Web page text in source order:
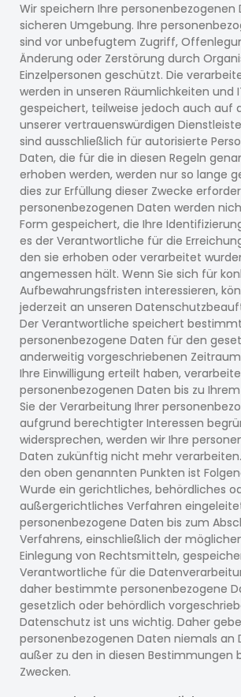
Wir speichern Ihre personenbezogenen
sicheren Umgebung. Ihre
sind vor unbefugtem Zugriff,
Änderung oder Zerstörung durch
Einzelpersonen geschützt. Die
werden in unseren Räumlichkeiten und
gespeichert, teilweise jedoch auch auf
unserer vertrauenswürdigen
sind ausschließlich für autorisierte
Daten, die für die in diesen Regeln
erhoben werden, werden nur so lange
dies zur Erfüllung dieser Zwecke
personenbezogenen Daten werden
Form gespeichert, die Ihre
es der Verantwortliche für die
den sie erhoben oder verarbeitet
angemessen hält. Wenn Sie sich für
Aufbewahrungsfristen interessieren,
jederzeit an unseren
Der Verantwortliche speichert
personenbezogene Daten für den
anderweitig vorgeschriebenen
Ihre Einwilligung erteilt haben,
personenbezogenen Daten bis zu
Sie der Verarbeitung Ihrer
aufgrund berechtigter Interessen
widersprechen, werden wir Ihre
Daten zukünftig nicht mehr
den oben genannten Punkten ist
Wurde ein gerichtliches, behördliches
außergerichtliches Verfahren
personenbezogene Daten bis zum
Verfahrens, einschließlich der
Einlegung von Rechtsmitteln,
Verantwortliche für die
daher bestimmte personenbezogene
gesetzlich oder behördlich
Datenschutz ist uns wichtig. Daher
personenbezogenen Daten niemals an
außer zu den in diesen Bestimmungen
Zwecken.